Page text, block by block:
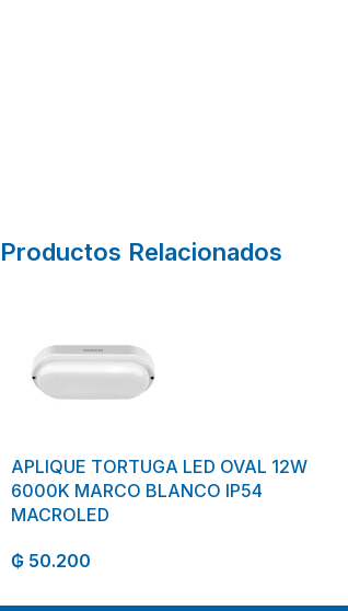
Productos Relacionados
APLIQUE TORTUGA LED OVAL 12W
6000K MARCO BLANCO IP54
MACROLED
₲ 50.200